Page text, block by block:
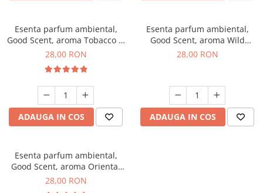
Esenta parfum ambiental,
Good Scent, aroma Tobacco &
Vanilla, 20 g
28,00 RON
ADAUGA IN COS
Esenta parfum ambiental,
Good Scent, aroma Wild
Sailor, 20 g
28,00 RON
ADAUGA IN COS
Esenta parfum ambiental,
Good Scent, aroma Oriental
Amber, 20 g
28,00 RON